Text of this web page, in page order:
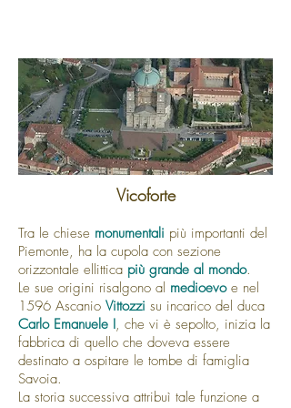
Vicoforte
Tra le chiese monumentali più importanti del
Piemonte, ha la cupola con sezione
orizzontale ellittica più grande al mondo.
Le sue origini risalgono al medioevoe nel
1596 Ascanio Vittozzi su incarico del duca
Carlo Emanuele I, che vi è sepolto, inizia la
fabbrica di quello che doveva essere
destinato a ospitare le tombe di famiglia
Savoia.
La storia successiva attribuì tale funzione a